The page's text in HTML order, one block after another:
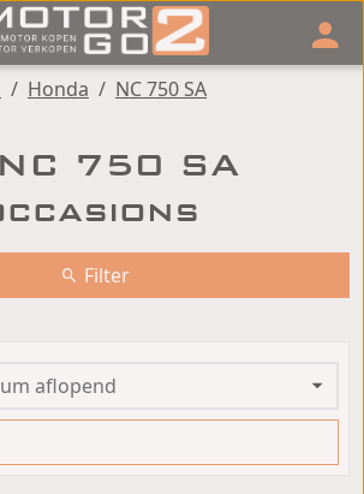
/ Honda / NC 750 SA
750 SA
Filter